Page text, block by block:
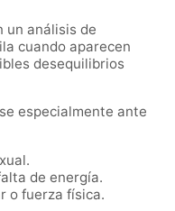
un análisis de
cuando aparecen
desequilibrios
especialmente ante
de energía.
o fuerza física.